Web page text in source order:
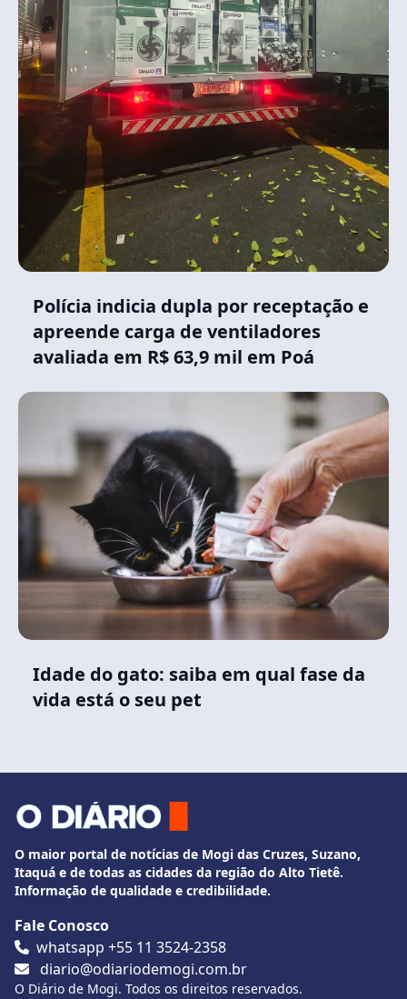
Polícia indicia dupla por receptação e
apreende carga de ventiladores
avaliada em R$ 63,9 mil em Poá
Idade do gato: saiba em qual fase da
vida está o seu pet
O maior portal de notícias de Mogi das Cruzes, Suzano,
Itaquá e de todas as cidades da região do Alto Tietê.
Informação de qualidade e credibilidade.
Fale Conosco
whatsapp +55 11 3524-2358
diario@odiariodemogi.com.br
O Diário de Mogi. Todos os direitos reservados.